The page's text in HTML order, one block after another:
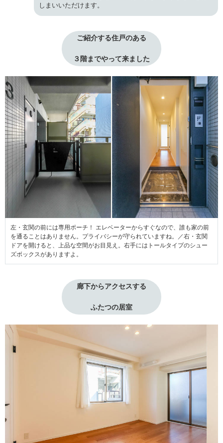
しまいいただけます。
ご紹介する住戸のある
３階までやって来ました
左・玄関の前には専用ポーチ！ エレベーターからすぐなので、誰も家の前
を通ることはありません。プライバシーが守られていますね。／右・玄関
ドアを開けると、上品な空間がお目見え。右手にはトールタイプのシュー
ズボックスがありますよ。
廊下からアクセスする
ふたつの居室